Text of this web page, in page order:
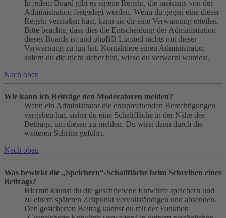
In jedem Board gibt es eigene Regeln, die meistens von der
Administration festgelegt werden. Wenn du gegen eine dieser
Regeln verstoßen hast, kann sie dir eine Verwarnung erteilen.
Bitte beachte, dass dies die Entscheidung der Administration
dieses Boards ist und phpBB Limited nichts mit dieser
Verwarnung zu tun hat. Kontaktiere einen Administrator,
sofern du die nicht sicher bist, wieso du verwarnt wurdest.
Nach oben
Wie kann ich Beiträge den Moderatoren melden?
Wenn ein Administrator die entsprechenden Berechtigungen
vergeben hat, siehst du eine Schaltfläche in der Nähe des
Beitrags, um diesen zu melden. Du wirst dann durch die
weiteren Schritte geführt.
Nach oben
Was bewirkt die „Speichern“-Schaltfläche beim Schreiben eines
Beitrags?
Hiermit kannst du die geschriebene Entwürfe speichern und
zu einem späteren Zeitpunkt vervollständigen und absenden.
Den gesicherten Beitrag kannst du mit der Funktion